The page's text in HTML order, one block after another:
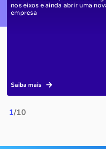
1/10
nos eixos e ainda abrir uma
empresa
Saiba mais